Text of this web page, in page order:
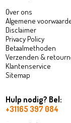
Over ons
Algemene
Disclaimer
Privacy Policy
Betaalmethoden
Verzenden &
Klantenservice
Sitemap
Hulp nodig? Bel:
+31165 397 084